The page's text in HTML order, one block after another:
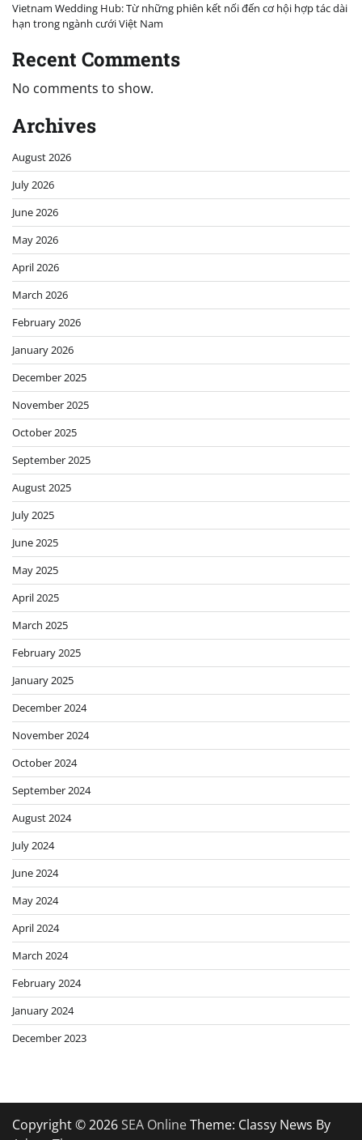
Vietnam Wedding Hub: Từ những phiên kết nối đến cơ hội hợp tác dài
hạn trong ngành cưới Việt Nam
Recent Comments
No comments to show.
Archives
August 2026
July 2026
June 2026
May 2026
April 2026
March 2026
February 2026
January 2026
December 2025
November 2025
October 2025
September 2025
August 2025
July 2025
June 2025
May 2025
April 2025
March 2025
February 2025
January 2025
December 2024
November 2024
October 2024
September 2024
August 2024
July 2024
June 2024
May 2024
April 2024
March 2024
February 2024
January 2024
December 2023
Copyright © 2026SEA OnlineTheme: Classy News By